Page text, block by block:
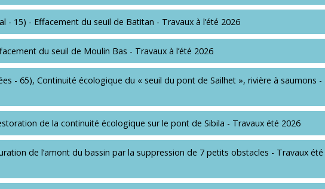
- 15) - Effacement du seuil de Batitan - Travaux à l’été 2026
du seuil de Moulin Bas - Travaux à l’été 2026
- 65), Continuité écologique du « seuil du pont de Sailhet », rivière à saumons -
de la continuité écologique sur le pont de Sibila - Travaux été 2026
de l’amont du bassin par la suppression de 7 petits obstacles - Travaux été